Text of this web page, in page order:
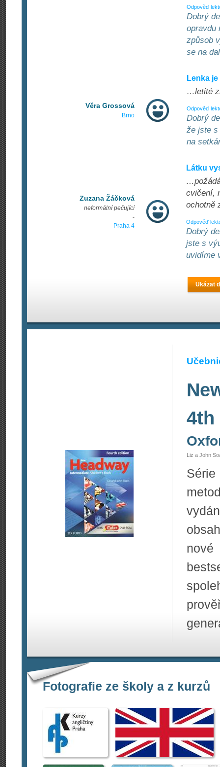
Odpověď
Dobrý
opravdu
způsob
se na
Věra Grossová
Brno
Lenka
…letité
Odpověď
Dobrý
že jste s
na
Zuzana Žáčková
neformální pečující
-
Praha 4
Látku
cvičení,
ochotně
Odpověď
Dobrý
jste s
uvidíme
Ukázat
4th
Liz a John
nové
Fotografie ze školy a z kurzů